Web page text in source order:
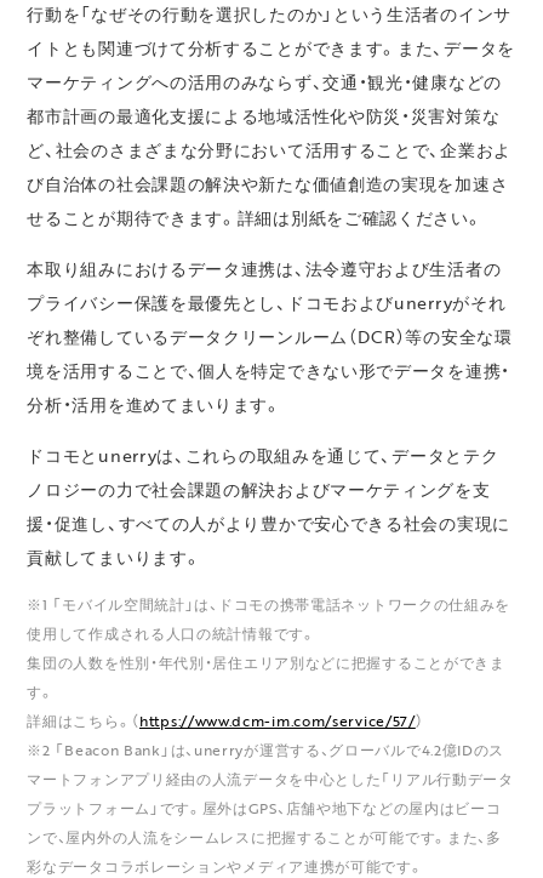
行動を「なぜその行動を選択したのか」という生活者のインサ
イトとも関連づけて分析することができます。また、データを
マーケティングへの活用のみならず、交通・観光・健康などの
都市計画の最適化支援による地域活性化や防災・災害対策な
ど、社会のさまざまな分野において活用することで、企業およ
び自治体の社会課題の解決や新たな価値創造の実現を加速さ
せることが期待できます。詳細は別紙をご確認ください。
本取り組みにおけるデータ連携は、法令遵守および生活者の
プライバシー保護を最優先とし、ドコモおよびunerryがそれ
ぞれ整備しているデータクリーンルーム（DCR）等の安全な環
境を活用することで、個人を特定できない形でデータを連携・
分析・活用を進めてまいります。
ドコモとunerryは、これらの取組みを通じて、データとテク
ノロジーの力で社会課題の解決およびマーケティングを支
援・促進し、すべての人がより豊かで安心できる社会の実現に
貢献してまいります。
※1 「モバイル空間統計」は、ドコモの携帯電話ネットワークの仕組みを
使用して作成される人口の統計情報です。
集団の人数を性別・年代別・居住エリア別などに把握することができま
す。
詳細はこちら。（https://www.dcm-im.com/service/57/）
※2 「Beacon Bank」は、unerryが運営する、グローバルで4.2億IDのス
マートフォンアプリ経由の人流データを中心とした「リアル行動データ
プラットフォーム」です。屋外はGPS、店舗や地下などの屋内はビーコ
ンで、屋内外の人流をシームレスに把握することが可能です。また、多
彩なデータコラボレーションやメディア連携が可能です。